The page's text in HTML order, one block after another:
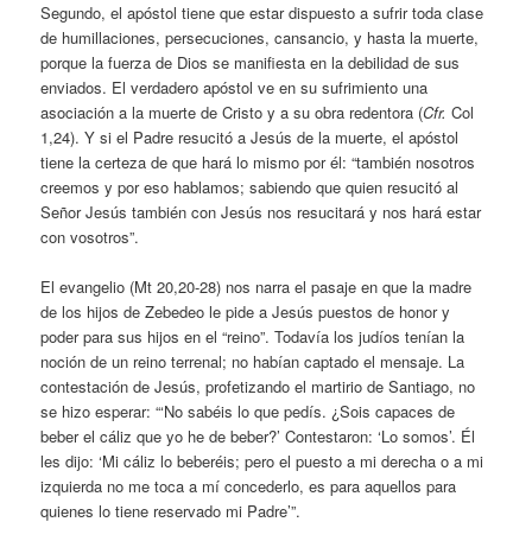
Segundo, el apóstol tiene que estar dispuesto a sufrir toda clase
de humillaciones, persecuciones, cansancio, y hasta la muerte,
porque la fuerza de Dios se manifiesta en la debilidad de sus
enviados. El verdadero apóstol ve en su sufrimiento una
asociación a la muerte de Cristo y a su obra redentora (Cfr. Col
1,24). Y si el Padre resucitó a Jesús de la muerte, el apóstol
tiene la certeza de que hará lo mismo por él: “también nosotros
creemos y por eso hablamos; sabiendo que quien resucitó al
Señor Jesús también con Jesús nos resucitará y nos hará estar
con vosotros”.
El evangelio (Mt 20,20-28) nos narra el pasaje en que la madre
de los hijos de Zebedeo le pide a Jesús puestos de honor y
poder para sus hijos en el “reino”. Todavía los judíos tenían la
noción de un reino terrenal; no habían captado el mensaje. La
contestación de Jesús, profetizando el martirio de Santiago, no
se hizo esperar: “‘No sabéis lo que pedís. ¿Sois capaces de
beber el cáliz que yo he de beber?’ Contestaron: ‘Lo somos’. Él
les dijo: ‘Mi cáliz lo beberéis; pero el puesto a mi derecha o a mi
izquierda no me toca a mí concederlo, es para aquellos para
quienes lo tiene reservado mi Padre’”.